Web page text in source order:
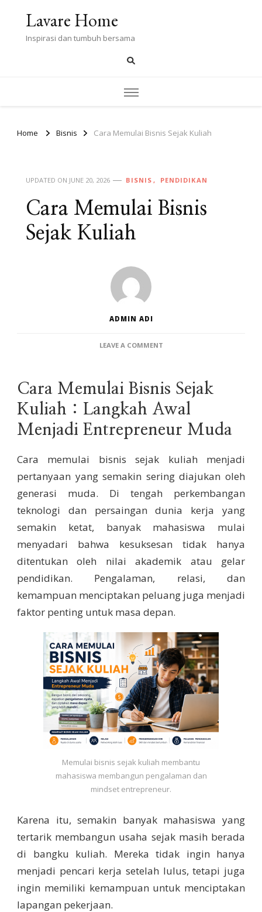
Lavare Home
Inspirasi dan tumbuh bersama
Home Bisnis Cara Memulai Bisnis Sejak Kuliah
UPDATED ON JUNE 20, 2026 BISNIS PENDIDIKAN
Cara Memulai Bisnis
Sejak Kuliah
ADMIN ADI
LEAVE A COMMENTON
SEJAK
KULIAH
Cara Memulai Bisnis Sejak
Kuliah : Langkah Awal
Menjadi Entrepreneur Muda
Cara memulai bisnis sejak kuliah menjadi
pertanyaan yang semakin sering diajukan oleh
generasi muda. Di tengah perkembangan
teknologi dan persaingan dunia kerja yang
semakin ketat, banyak mahasiswa mulai
menyadari bahwa kesuksesan tidak hanya
ditentukan oleh nilai akademik atau gelar
pendidikan. Pengalaman, relasi, dan
kemampuan menciptakan peluang juga menjadi
faktor penting untuk masa depan.
Memulai bisnis sejak kuliah membantu
mahasiswa membangun pengalaman dan
mindset entrepreneur.
Karena itu, semakin banyak mahasiswa yang
tertarik membangun usaha sejak masih berada
di bangku kuliah. Mereka tidak ingin hanya
menjadi pencari kerja setelah lulus, tetapi juga
ingin memiliki kemampuan untuk menciptakan
lapangan pekerjaan.